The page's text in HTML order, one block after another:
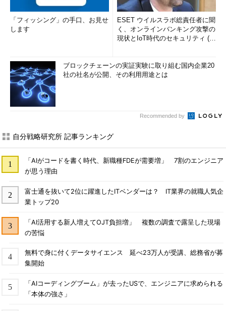
「フィッシング」の手口、お見せ
します
ESET ウイルスラボ総責任者に聞
く、オンラインバンキング攻撃の
現状とIoT時代のセキュリティ (1/
ブロックチェーンの実証実験に取り組む国内企業20
社の社名が公開、その利用用途とは
Recommended by
自分戦略研究所 記事ランキング
「AIがコードを書く時代、新職種FDEが需要増」 7割のエンジニア
が思う理由
富士通を抜いて2位に躍進したITベンダーは？ IT業界の就職人気企
業トップ20
「AI活用する新人増えてOJT負担増」 複数の調査で露呈した現場
の苦悩
無料で身に付くデータサイエンス 延べ23万人が受講、総務省が募
集開始
「AIコーディングブーム」が去ったUSで、エンジニアに求められる
「本体の強さ」